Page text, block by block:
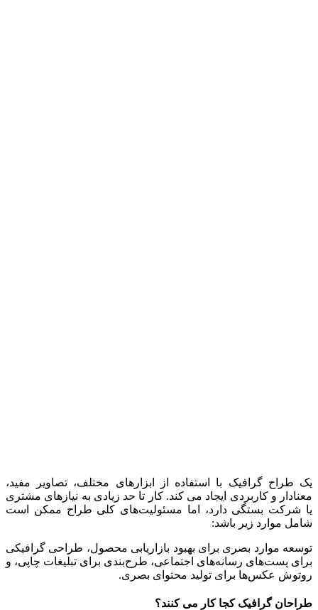
یک طراح گرافیک با استفاده از ابزارهای مختلف، تصاویر مفید،
معنادار و کاربردی ایجاد می کند. کار تا حد زیادی به نیازهای مشتری
یا شرکت بستگی دارد، اما مسئولیت‌های کلی طراح ممکن است
شامل موارد زیر باشد:
توسعه موارد بصری برای بهبود بازاریابی محصول، طراحی گرافیکی
برای پست‌های رسانه‌های اجتماعی، طرح‌بندی برای تبلیغات چاپی، و
روتوش عکس‌ها برای تولید محتوای بصری.
طراحان گرافیک کجا کار می کنند؟